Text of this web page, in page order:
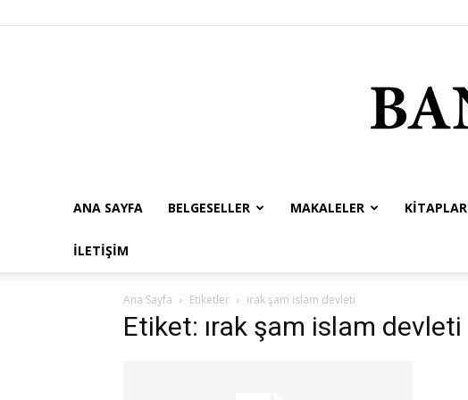
ANA SAYFA BELGESELLER MAKALELER KITAPLAR
İLETIŞIM
Ana Sayfa Etiketler ırak şam islam devleti
Etiket: ırak şam islam devleti